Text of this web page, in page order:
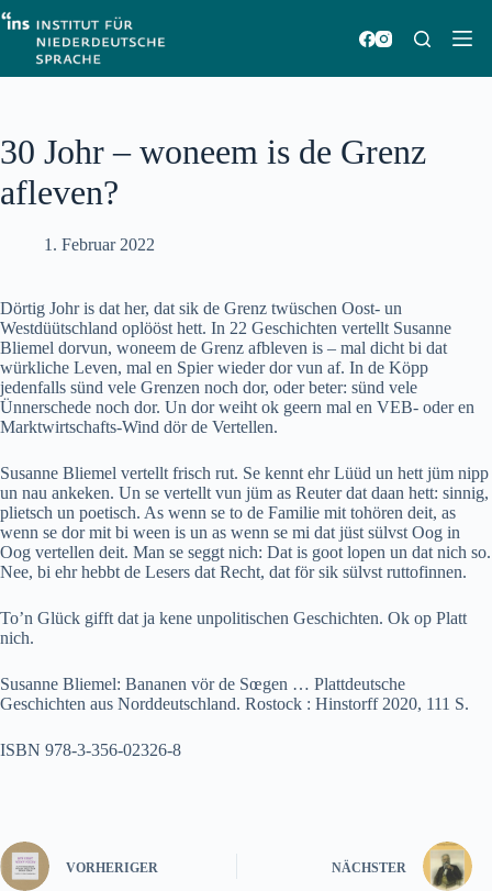
Zum
Inhalt
springen
30 Johr – woneem is de Grenz
afleven?
1. Februar 2022
Dörtig Johr is dat her, dat sik de Grenz twüschen Oost- un
Westdüütschland oplööst hett. In 22 Geschichten vertellt Susanne
Bliemel dorvun, woneem de Grenz afbleven is – mal dicht bi dat
würkliche Leven, mal en Spier wieder dor vun af. In de Köpp
jedenfalls sünd vele Grenzen noch dor, oder beter: sünd vele
Ünnerschede noch dor. Un dor weiht ok geern mal en VEB- oder en
Marktwirtschafts-Wind dör de Vertellen.
Susanne Bliemel vertellt frisch rut. Se kennt ehr Lüüd un hett jüm nipp
un nau ankeken. Un se vertellt vun jüm as Reuter dat daan hett: sinnig,
plietsch un poetisch. As wenn se to de Familie mit tohören deit, as
wenn se dor mit bi ween is un as wenn se mi dat jüst sülvst Oog in
Oog vertellen deit. Man se seggt nich: Dat is goot lopen un dat nich so.
Nee, bi ehr hebbt de Lesers dat Recht, dat för sik sülvst ruttofinnen.
To’n Glück gifft dat ja kene unpolitischen Geschichten. Ok op Platt
nich.
Susanne Bliemel: Bananen vör de Sœgen … Plattdeutsche
Geschichten aus Norddeutschland. Rostock : Hinstorff 2020, 111 S.
ISBN 978-3-356-02326-8
VORHERIGER NÄCHSTER